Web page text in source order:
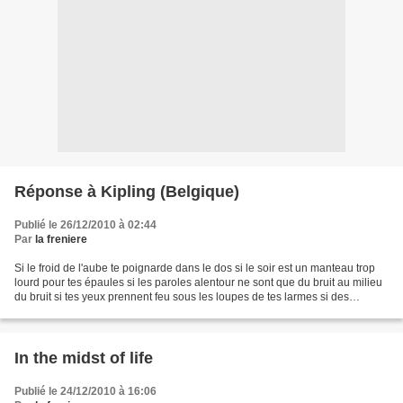
Réponse à Kipling (Belgique)
Publié le 26/12/2010 à 02:44
Par la freniere
Si le froid de l'aube te poignarde dans le dos si le soir est un manteau trop
lourd pour tes épaules si les paroles alentour ne sont que du bruit au milieu
du bruit si tes yeux prennent feu sous les loupes de tes larmes si des
In the midst of life
Publié le 24/12/2010 à 16:06